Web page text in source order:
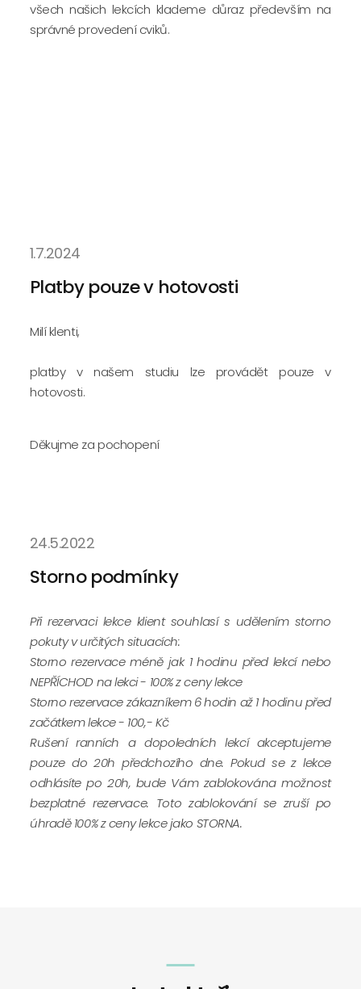
všech našich lekcích klademe důraz především na
správné provedení cviků.
1.7.2024
Platby pouze v hotovosti
Milí klenti,
platby v našem studiu lze provádět pouze v
hotovosti.
Děkujme za pochopení
24.5.2022
Storno podmínky
Při rezervaci lekce klient souhlasí s udělením storno
pokuty v určitých situacích:
Storno rezervace méně jak 1 hodinu před lekcí nebo
NEPŘÍCHOD na lekci - 100% z ceny lekce
Storno rezervace zákazníkem 6 hodin až 1 hodinu před
začátkem lekce - 100,- Kč
Rušení ranních a dopoledních lekcí akceptujeme
pouze do 20h předchozího dne. Pokud se z lekce
odhlásíte po 20h, bude Vám zablokována možnost
bezplatné rezervace. Toto zablokování se zruší po
úhradě 100% z ceny lekce jako STORNA.